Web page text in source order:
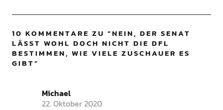
10 KOMMENTARE ZU “NEIN, DER SENAT
LÄSST WOHL DOCH NICHT DIE DFL
BESTIMMEN, WIE VIELE ZUSCHAUER ES
GIBT”
Michael
22. Oktober 2020